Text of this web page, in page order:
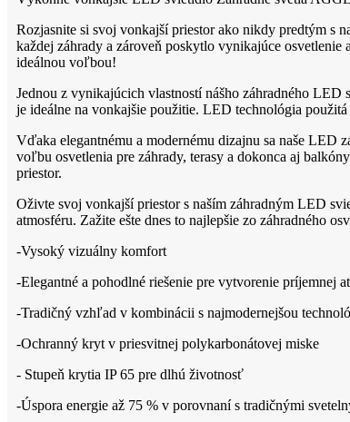
Rozjasnite si svoj vonkajší priestor ako nikdy predtým s
každej záhrady a zároveň poskytlo vynikajúce
ideálnou voľbou!
Jednou z vynikajúcich vlastností nášho záhradného
je ideálne na vonkajšie použitie. LED technológia
Vďaka elegantnému a modernému dizajnu sa naše LED
voľbu osvetlenia pre záhrady, terasy a dokonca aj
priestor.
Oživte svoj vonkajší priestor s naším záhradným LED
atmosféru. Zažite ešte dnes to najlepšie zo záhradného
-Vysoký vizuálny komfort
-Elegantné a pohodlné riešenie pre vytvorenie príjemnej
-Tradičný vzhľad v kombinácii s najmodernejšou
-Ochranný kryt v priesvitnej polykarbonátovej miske
- Stupeň krytia IP 65 pre dlhú životnosť
-Úspora energie až 75 % v porovnaní s tradičnými